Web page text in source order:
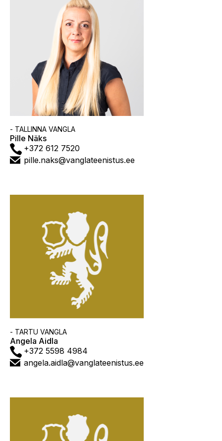
Asutus
- TALLINNA VANGLA
Pille Näks
Telefon+372 612 7520
E-
pille.naks@vanglateenistus.ee
Asutus
- TARTU VANGLA
Angela Aidla
Telefon+372 5598 4984
E- angela.aidla@vanglateenistus.ee